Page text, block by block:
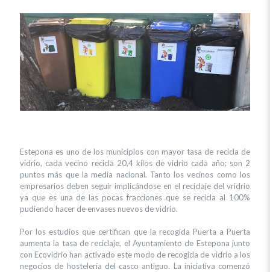
Estepona es uno de los municipios con mayor tasa de recicla de
vidrio, cada vecino recicla 20,4 kilos de vidrio cada año; son 2
puntos más que la media nacional. Tanto los vecinos como los
empresarios deben seguir implicándose en el reciclaje del vridrio
ya que es una de las pocas fracciones que se recicla al 100%
pudiendo hacer de envases nuevos de vidrio.
Por los estudios que certifican que la recogida Puerta a Puerta
aumenta la tasa de reciclaje, el Ayuntamiento de Estepona junto
con Ecovidrio han activado este modo de recogida de vidrio a los
negocios de hostelería del casco antiguo. La iniciativa comenzó